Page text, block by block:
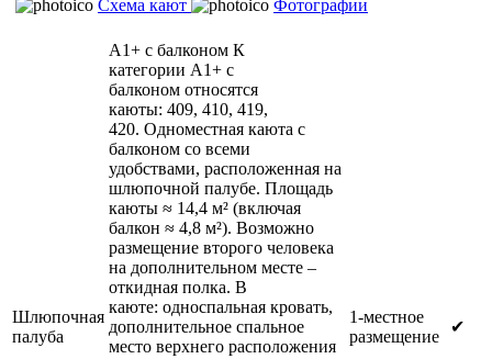
Схема кают
Фотографии
Шлюпочная
палуба
А1+ с балконом К
категории А1+ с
балконом относятся
каюты: 409, 410, 419,
420. Одноместная каюта с
балконом со всеми
удобствами, расположенная на
шлюпочной палубе. Площадь
каюты ≈ 14,4 м² (включая
балкон ≈ 4,8 м²). Возможно
размещение второго человека
на дополнительном месте –
откидная полка. В
каюте: односпальная кровать,
дополнительное спальное
место верхнего расположения
1-местное
размещение
✔